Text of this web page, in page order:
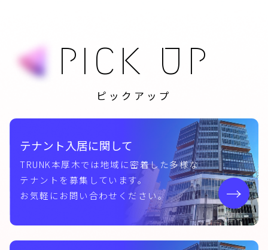
PICK UP
ピックアップ
テナント入居に関して
TRUNK本厚木では地域に密着した多様な
テナントを募集しています。
お気軽にお問い合わせください。